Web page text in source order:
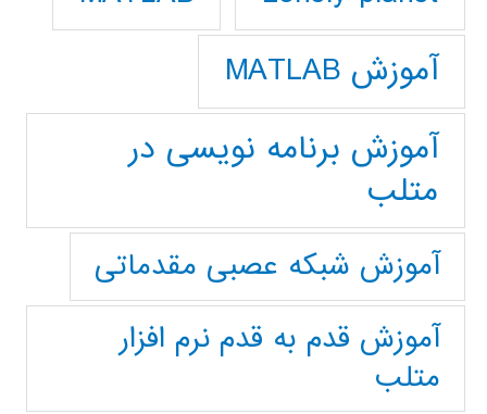
آموزش MATLAB
آموزش برنامه نویسی در
متلب
آموزش شبکه عصبی مقدماتی
آموزش قدم به قدم نرم افزار
متلب